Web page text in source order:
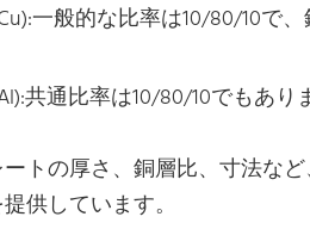
一般的な比率は10/80/10で
共通比率は10/80/10でもあり
トの厚さ、銅層比、寸法な
供しています。